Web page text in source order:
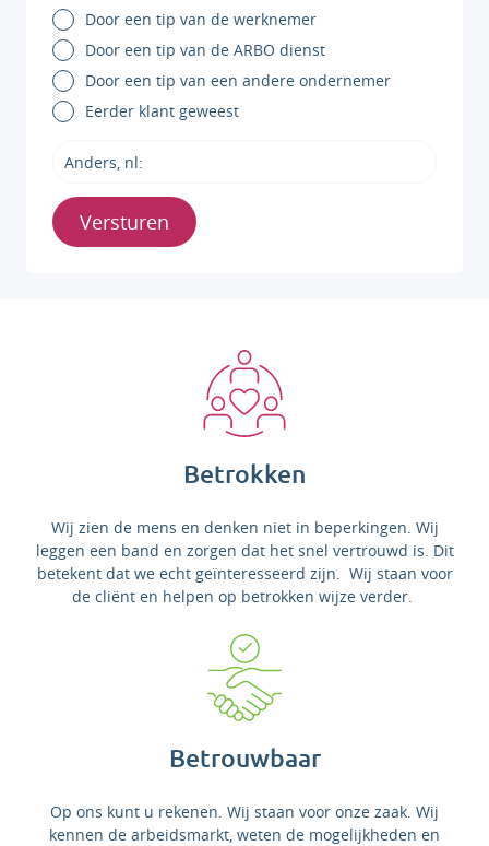
Door een tip van de werknemer
Door een tip van de ARBO dienst
Door een tip van een andere ondernemer
Eerder klant geweest
Versturen
Betrokken
Wij zien de mens en denken niet in beperkingen. Wij
leggen een band en zorgen dat het snel vertrouwd is. Dit
betekent dat we echt geïnteresseerd zijn. Wij staan voor
de cliënt en helpen op betrokken wijze verder.
Betrouwbaar
Op ons kunt u rekenen. Wij staan voor onze zaak. Wij
kennen de arbeidsmarkt, weten de mogelijkheden en